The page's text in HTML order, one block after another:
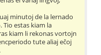
minutoj de la lernado
estas kiam la
kiam li rekonas vortojn
tute aliaj eĉoj